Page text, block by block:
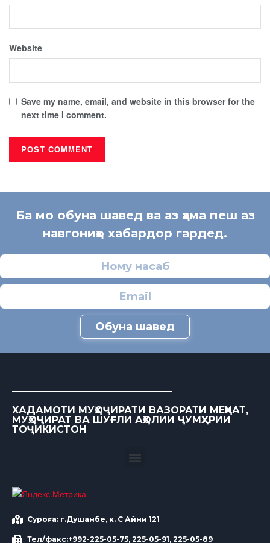
Website
Save my name, email, and website in this browser for the
next time I comment.
Ба мо обуна шавед ва аз ҳама пеш аз
навгониҳо хабардор гардед.
Обуна шавед
ХАДАМОТИ МУҲОҶИРАТИ ВАЗОРАТИ МЕҲНАТ,
МУҲОҶИРАТ ВА ШУҒЛИ АҲОЛИИ ҶУМҲУРИИ
ТОҶИКИСТОН
Суроға: г.Душанбе, к. С Айни 121
Тел/факс:+992-225-05-75, 225-05-91, 225-05-89